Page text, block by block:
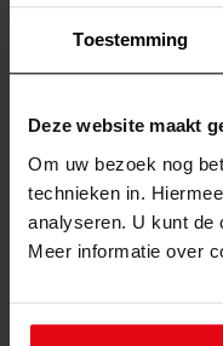
Toestemming
Deze website maakt
Om uw bezoek nog
technieken in.
analyseren. U kunt de
Meer informatie over
Plaatsen hobbykas
28-10-1974
Adres:
Oosterleek,